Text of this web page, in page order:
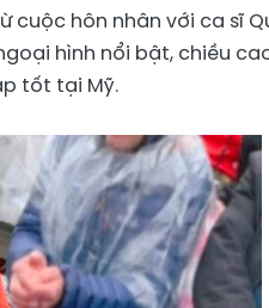
hôn nhân với ca sĩ
hình nổi bật, chiều
tốt tại Mỹ.